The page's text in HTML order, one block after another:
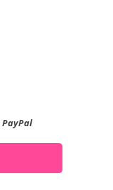
PayPal